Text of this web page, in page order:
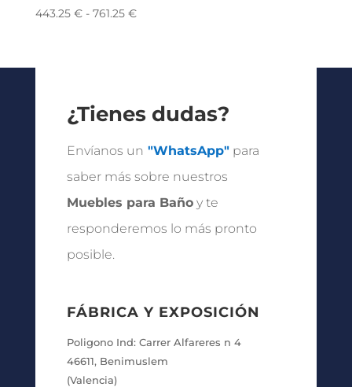
443.25 € - 761.25 €Rango
hasta
761.25 €
¿Tienes dudas?
Envíanos un "WhatsApp"para
saber más sobre nuestros
Muebles para Bañoy te
responderemos lo más pronto
posible.
FÁBRICA Y EXPOSICIÓN
Poligono Ind: Carrer Alfareres n 4
46611, Benimuslem
(Valencia)